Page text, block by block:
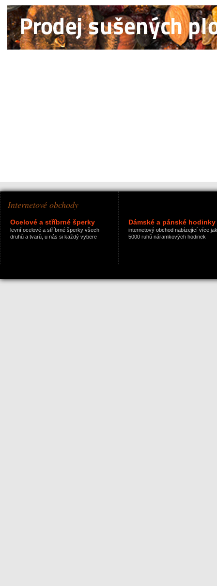
Internetové obchody
Ocelové a stříbrné šperky
levní ocelové a stříbrné šperky všech
druhů a tvarů, u nás si každý vybere
Dámské a pánské hodinky
internetový obchod nabízející více jak
5000 ruhů náramkových hodinek